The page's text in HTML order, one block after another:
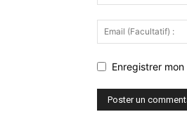
Enregistrer